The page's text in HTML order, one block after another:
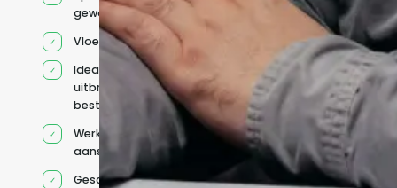
geworven profiel
Vloeiend Engels
Ideaal voor het
uitbreiden van
bestaande capaciteit
Werkt onder jouw
aansturing
Geschikt voor hybride